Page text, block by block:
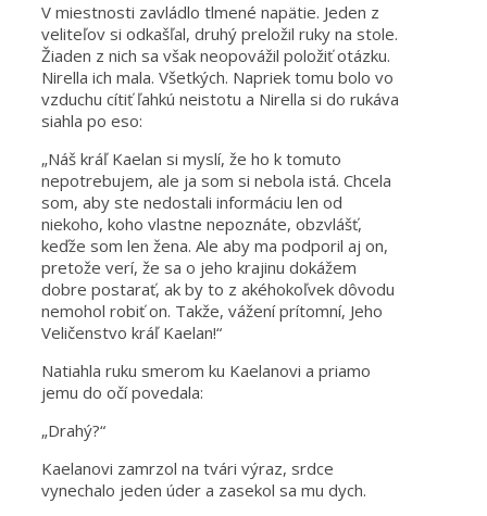
V miestnosti zavládlo tlmené napätie. Jeden z
veliteľov si odkašľal, druhý preložil ruky na stole.
Žiaden z nich sa však neopovážil položiť otázku.
Nirella ich mala. Všetkých. Napriek tomu bolo vo
vzduchu cítiť ľahkú neistotu a Nirella si do rukáva
siahla po eso:
„Náš kráľ Kaelan si myslí, že ho k tomuto
nepotrebujem, ale ja som si nebola istá. Chcela
som, aby ste nedostali informáciu len od
niekoho, koho vlastne nepoznáte, obzvlášť,
keďže som len žena. Ale aby ma podporil aj on,
pretože verí, že sa o jeho krajinu dokážem
dobre postarať, ak by to z akéhokoľvek dôvodu
nemohol robiť on. Takže, vážení prítomní, Jeho
Veličenstvo kráľ Kaelan!“
Natiahla ruku smerom ku Kaelanovi a priamo
jemu do očí povedala:
„Drahý?“
Kaelanovi zamrzol na tvári výraz, srdce
vynechalo jeden úder a zasekol sa mu dych.